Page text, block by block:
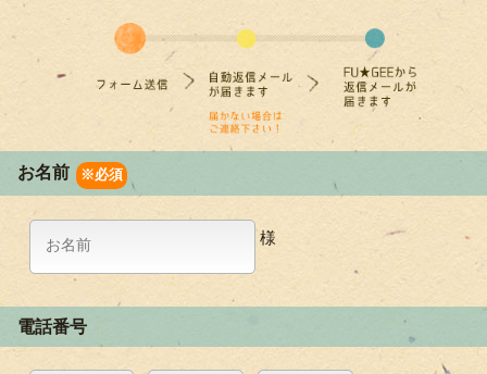
お名前 ※必須
様
電話番号